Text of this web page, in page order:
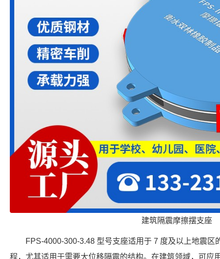
建筑隔震摩擦摆支座
FPS-4000-300-3.48 型号支座适用于 7 度及以上地震区
程，尤其适用于需要大位移隔震的结构。在建筑领域，可应